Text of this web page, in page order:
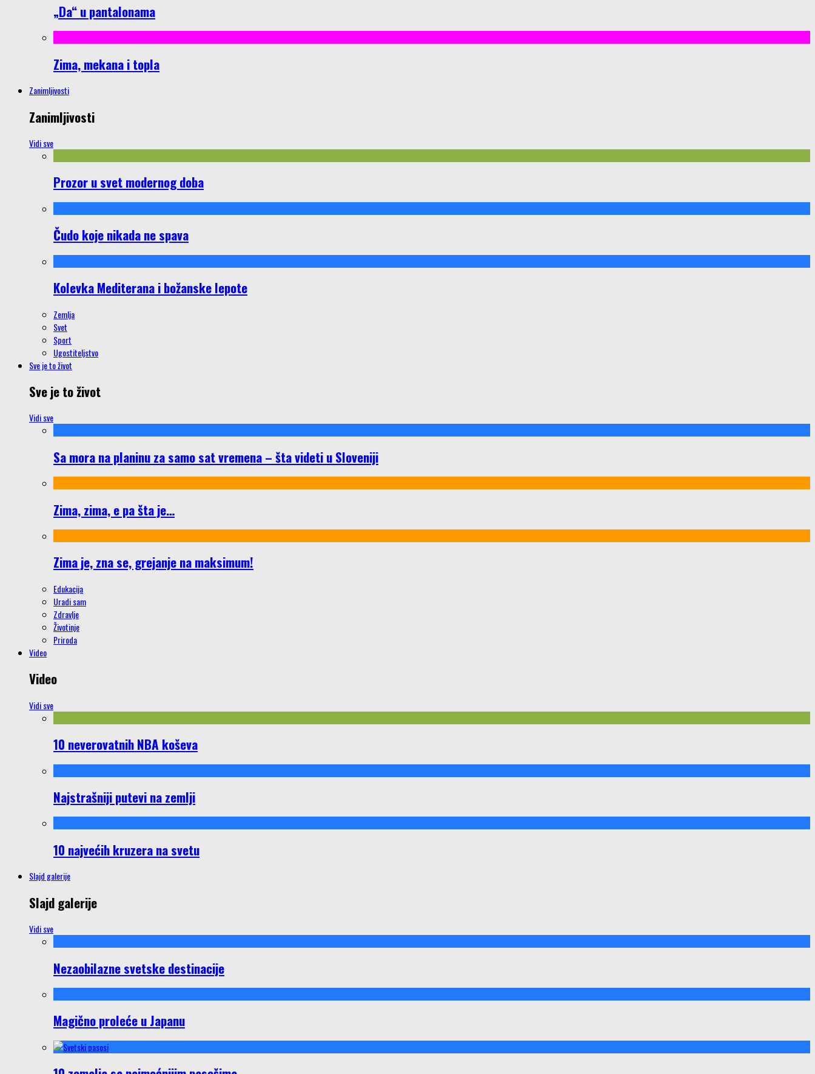
„Da“ u pantalonama
Zima, mekana i topla
Zanimljivosti
Zanimljivosti
Vidi sve
Prozor u svet modernog doba
Čudo koje nikada ne spava
Kolevka Mediterana i božanske lepote
Zemlja
Svet
Sport
Ugostiteljstvo
Sve je to život
Sve je to život
Vidi sve
Sa mora na planinu za samo sat vremena – šta videti u Sloveniji
Zima, zima, e pa šta je…
Zima je, zna se, grejanje na maksimum!
Edukacija
Uradi sam
Zdravlje
Životinje
Priroda
Video
Video
Vidi sve
10 neverovatnih NBA koševa
Najstrašniji putevi na zemlji
10 najvećih kruzera na svetu
Slajd galerije
Slajd galerije
Vidi sve
Nezaobilazne svetske destinacije
Magično proleće u Japanu